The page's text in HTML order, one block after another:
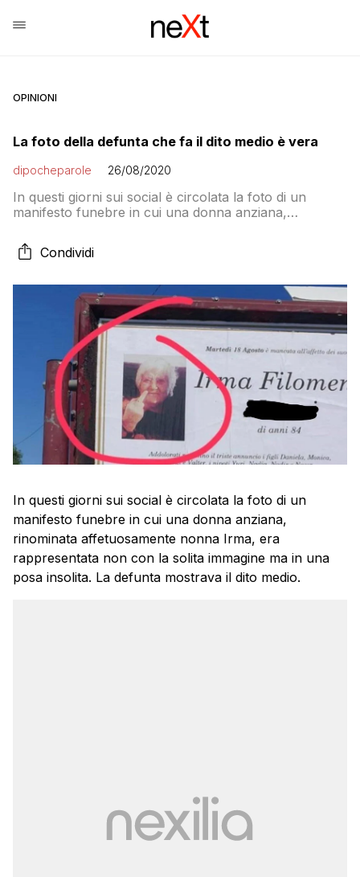
OPINIONI
La foto della defunta che fa il dito medio è vera
dipocheparole 26/08/2020
In questi giorni sui social è circolata la foto di un
manifesto funebre in cui una donna anziana,
rappresentata non con la solita immagine ma in una
posa insolita. La defunta mostrava il dito medio. Chi si
risposta: l’ANSA […]
Condividi
In questi giorni sui social è circolata la foto di un
manifesto funebre in cui una donna anziana,
rinominata affetuosamente nonna Irma, era
rappresentata non con la solita immagine ma in una
posa insolita. La defunta mostrava il dito medio.